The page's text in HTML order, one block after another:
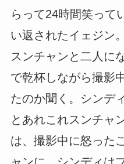
らって24時間笑って
い返されたイェジン。
スンチャンと二人に
で乾杯しながら撮影
たのか聞く。シンデ
とあれこれスンチャ
は、撮影中に怒った